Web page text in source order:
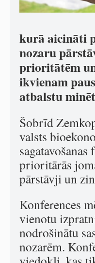
kurā aicināti
nozaru
prioritātēm
ikvienam
atbalstu
Šobrīd
valsts
prioritārās
pārstāvji un
Konferences
vienotu
nodrošinātu
nozarēm.